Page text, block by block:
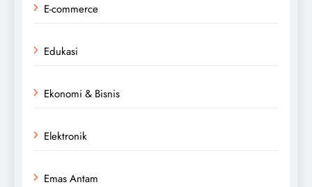
E-commerce
Edukasi
Ekonomi & Bisnis
Elektronik
Emas Antam